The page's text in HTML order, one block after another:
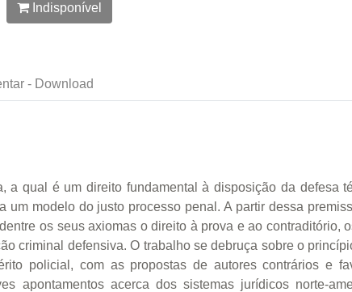
Indisponível
- Download
a qual é um direito fundamental à disposição da defesa
modelo do justo processo penal. A partir dessa
os seus axiomas o direito à prova e ao contraditório,
criminal defensiva. O trabalho se debruça sobre o
policial, com as propostas de autores contrários e
apontamentos acerca dos sistemas jurídicos norte-